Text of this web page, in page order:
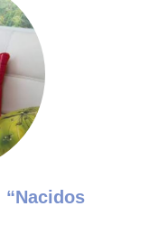
“Nacidos